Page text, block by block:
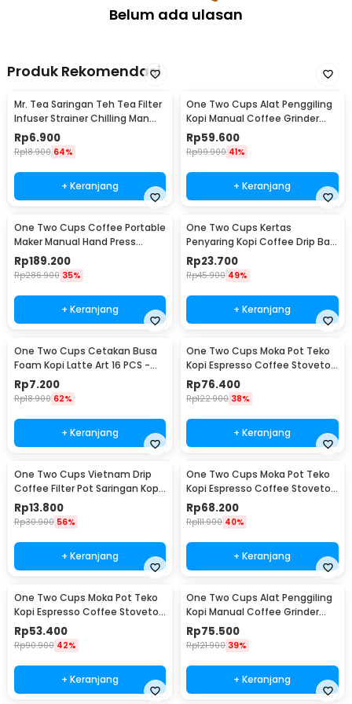
Belum ada ulasan
Produk Rekomendasi
Mr. Tea Saringan Teh Tea Filter
Infuser Strainer Chilling Man
Silicon - MR03
Rp6.900
Rp18.900 64%
+ Keranjang
One Two Cups Alat Penggiling
Kopi Manual Coffee Grinder
Portable - WFCG9800
Rp59.600
Rp99.900 41%
+ Keranjang
One Two Cups Coffee Portable
Maker Manual Hand Press
Espresso 300ml - T35066
Rp189.200
Rp286.900 35%
+ Keranjang
One Two Cups Kertas
Penyaring Kopi Coffee Drip Bag
Paper Filter 50PCS - T111
Rp23.700
Rp45.900 49%
+ Keranjang
One Two Cups Cetakan Busa
Foam Kopi Latte Art 16 PCS -
JJYE01
Rp7.200
Rp18.900 62%
+ Keranjang
One Two Cups Moka Pot Teko
Kopi Espresso Coffee Stovetop
6 Cup 300ml - Z20
Rp76.400
Rp122.900 38%
+ Keranjang
One Two Cups Vietnam Drip
Coffee Filter Pot Saringan Kopi
180ml 8Q - LC1
Rp13.800
Rp30.900 56%
+ Keranjang
One Two Cups Moka Pot Teko
Kopi Espresso Coffee Stovetop
4 Cup 200ml - Z20
Rp68.200
Rp111.900 40%
+ Keranjang
One Two Cups Moka Pot Teko
Kopi Espresso Coffee Stovetop
2 Cup 100ml - Z20
Rp53.400
Rp90.900 42%
+ Keranjang
One Two Cups Alat Penggiling
Kopi Manual Coffee Grinder
Wood - 16290
Rp75.500
Rp121.900 39%
+ Keranjang